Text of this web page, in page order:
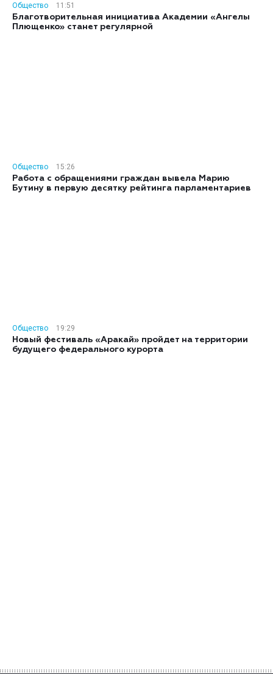
Общество
11:51
Благотворительная инициатива Академии «Ангелы
Плющенко» станет регулярной
Общество
15:26
Работа с обращениями граждан вывела Марию
Бутину в первую десятку рейтинга парламентариев
Общество
19:29
Новый фестиваль «Аракай» пройдет на территории
будущего федерального курорта